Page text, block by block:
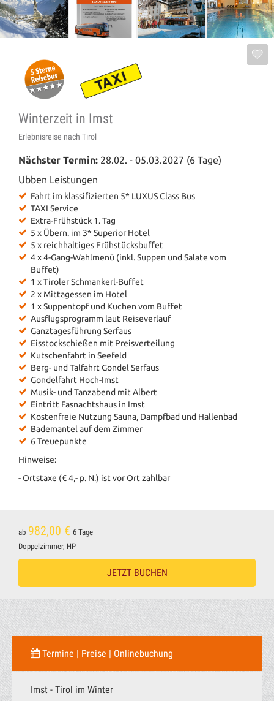
Winterzeit in Imst
Erlebnisreise nach Tirol
Nächster Termin: 28.02. - 05.03.2027 (6 Tage)
Ubben Leistungen
Fahrt im klassifizierten 5* LUXUS Class Bus
TAXI Service
Extra-Frühstück 1. Tag
5 x Übern. im 3* Superior Hotel
5 x reichhaltiges Frühstücksbuffet
4 x 4-Gang-Wahlmenü (inkl. Suppen und Salate vom
Buffet)
1 x Tiroler Schmankerl-Buffet
2 x Mittagessen im Hotel
1 x Suppentopfund Kuchen vom Buffet
Ausflugsprogramm laut Reiseverlauf
Ganztagesführung Serfaus
Eisstockschießen mit Preisverteilung
Kutschenfahrt in Seefeld
Berg- und Talfahrt Gondel Serfaus
Gondelfahrt Hoch-Imst
Musik- und Tanzabend mit Albert
Eintritt Fasnachtshaus in Imst
Kostenfreie Nutzung Sauna, Dampfbad und Hallenbad
Bademantel auf dem Zimmer
6 Treuepunkte
Hinweise:
- Ortstaxe (€ 4,- p. N.) ist vor Ort zahlbar
ab 982,00 € 6 Tage
Doppelzimmer, HP
JETZT BUCHEN
Termine | Preise | Onlinebuchung
Imst - Tirol im Winter